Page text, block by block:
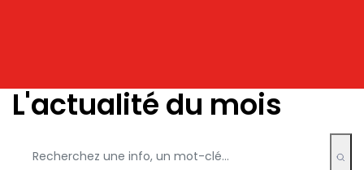
L'actualité du mois